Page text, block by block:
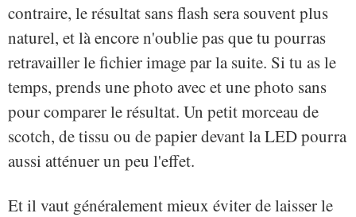
contraire, le résultat sans flash sera souvent plus
naturel, et là encore n'oublie pas que tu pourras
retravailler le fichier image par la suite. Si tu as le
temps, prends une photo avec et une photo sans
pour comparer le résultat. Un petit morceau de
scotch, de tissu ou de papier devant la LED pourra
aussi atténuer un peu l'effet.
Et il vaut généralement mieux éviter de laisser le